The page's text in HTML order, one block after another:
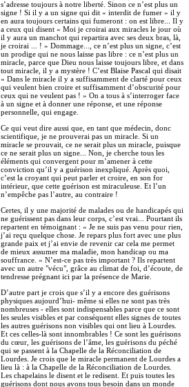
s’adresse toujours à notre liberté. Sinon ce n’est plus un
signe ! Si il y a un signe qui dit « interdit de fumer » il y
en aura toujours certains qui fumeront : on est libre... Il y
a ceux qui disent « Moi je croirai aux miracles le jour où
il y aura un manchot qui repartira avec ses deux bras, là,
je croirai ... ! » Dommage..., ce n’est plus un signe, c’est
un prodige qui ne nous laisse pas libre : ce n’est plus un
miracle, parce que Dieu nous laisse toujours libre, et dans
tout miracle, il y a mystère ! C’est Blaise Pascal qui disait
« Dans le miracle il y a suffisamment de clarté pour ceux
qui veulent bien croire et suffisamment d’obscurité pour
ceux qui ne veulent pas ! » On a tous à s’interroger face
à un signe et à donner une réponse, et une réponse
personnelle, qui engage.
Ce qui veut dire aussi que, en tant que médecin, donc
scientifique, je ne prouverai pas un miracle. Si un
miracle se prouvait, ce ne serait plus un miracle, puisque
ce ne serait plus un signe... Non, je cherche tous les
éléments qui convergent pour m’amener à cette
conviction qu’il y a guérison inexpliqué. Après quoi,
c’est la croyant qui peut parler et croire, en son for
intérieur, que cette guérison est miraculeuse. Et l’un
n’empêche pas l’autre, au contraire !
Certes, il y une majorité de malades ou de handicapés qui
ne guérissent pas dans leur corps, c’est vrai... Pourtant ils
repartent en témoignant : « Je ne suis pas venu pour rien,
j’ai reçu quelque chose. Je repars plus fort avec une plus
grande paix et j’ai envie de revenir car cela me permet
de mieux assumer ma maladie, mon handicap ou ma
souffrance. » N’est-ce pas très important ? Ils repartent
avec un autre "vécu", grâce au climat de foi, d’écoute, de
tendresse prégnant ici par la présence de Marie.
D’autre part je crois que s’il y a encore des guérisons
physiques aujourd’hui- même si elles ne sont pas très
nombreuses - elles sont indispensables parce que ce sont
les seules visibles et par conséquent elles signes de toutes
les autres guérisons non visibles qui ont lieu à Lourdes.
Et ces celles-là sont innombrables ! Ce sont les guérisons
du cœur, les guérisons de l’âme, les guérisons du péché
qui se passent à la Chapelle de la Réconciliation de
Lourdes. Je crois que le miracle permanent de Lourdes a
lieu là : à la Chapelle de la Réconciliation de Lourdes.
Les chapelains le disent et le redisent. Et puis toutes les
guérisons dont nous avons tous besoin dans un monde